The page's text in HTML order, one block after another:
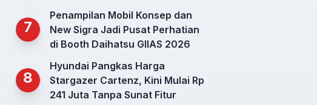
7
Penampilan Mobil Konsep dan
New Sigra Jadi Pusat Perhatian
di Booth Daihatsu GIIAS 2026
8
Hyundai Pangkas Harga
Stargazer Cartenz, Kini Mulai Rp
241 Juta Tanpa Sunat Fitur